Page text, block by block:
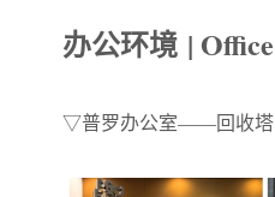
办公环境 | Office
▽普罗办公室——回收塔